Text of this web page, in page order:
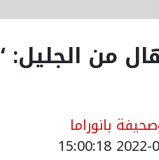
من الجليل:
بانوراما